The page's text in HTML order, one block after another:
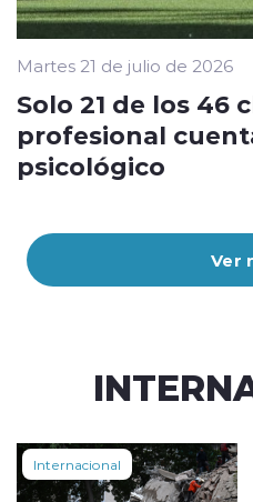
Ver
Martes 21 de julio de 2026
Solo 21 de los 46
profesional
psicológico
Internacional